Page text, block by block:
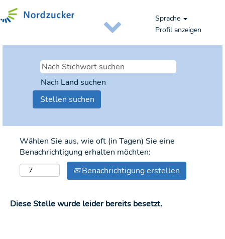
Sprache
Profil anzeigen
Nach Land suchen
Wählen Sie aus, wie oft (in Tagen) Sie eine
Benachrichtigung erhalten möchten:
Benachrichtigung erstellen
Diese Stelle wurde leider bereits besetzt.